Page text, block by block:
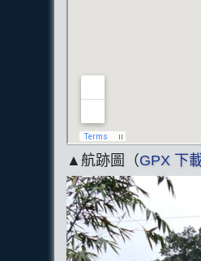
▲航跡圖（GPX 下